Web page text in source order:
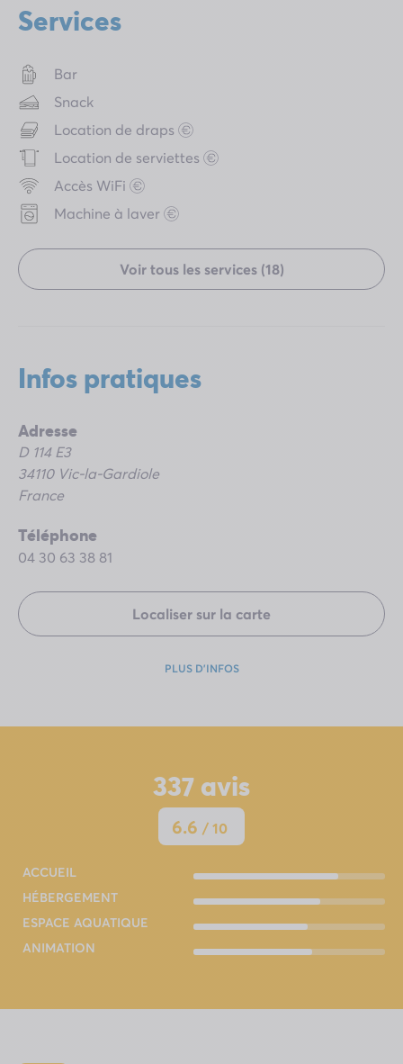
Services
Bar
Snack
Location de draps
Location de serviettes
Accès WiFi
Machine à laver
Voir tous les services (18)
infos pratiques
Adresse
D 114 E3
34110 Vic-la-Gardiole
France
Téléphone
04 30 63 38 81
Localiser sur la carte
PLUS D'INFOS
337 avis
6.6 / 10
ACCUEIL
HÉBERGEMENT
ESPACE AQUATIQUE
ANIMATION